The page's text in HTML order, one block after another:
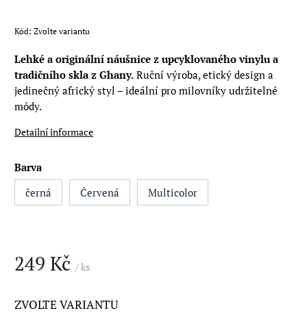
Kód: Zvolte variantu
Lehké a originální náušnice z upcyklovaného vinylu a
tradičního skla z Ghany. Ruční výroba, etický design a
jedinečný africký styl – ideální pro milovníky udržitelné
módy.
Detailní informace
Barva
černá
Červená Multicolor
249 Kč / ks
ZVOLTE VARIANTU